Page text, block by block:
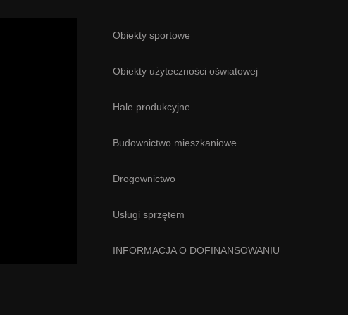
Obiekty sportowe
Obiekty użyteczności oświatowej
Hale produkcyjne
Budownictwo mieszkaniowe
Drogownictwo
Usługi sprzętem
INFORMACJA O DOFINANSOWANIU